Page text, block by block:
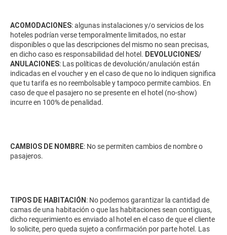
ACOMODACIONES: algunas instalaciones y/o servicios de los
hoteles podrían verse temporalmente limitados, no estar
disponibles o que las descripciones del mismo no sean precisas,
en dicho caso es responsabilidad del hotel. DEVOLUCIONES/
ANULACIONES: Las políticas de devolución/anulación están
indicadas en el voucher y en el caso de que no lo indiquen significa
que tu tarifa es no reembolsable y tampoco permite cambios. En
caso de que el pasajero no se presente en el hotel (no-show)
incurre en 100% de penalidad.
CAMBIOS DE NOMBRE: No se permiten cambios de nombre o
pasajeros.
TIPOS DE HABITACIÓN : No podemos garantizar la cantidad de
camas de una habitación o que las habitaciones sean contiguas,
dicho requerimiento es enviado al hotel en el caso de que el cliente
lo solicite, pero queda sujeto a confirmación por parte hotel. Las